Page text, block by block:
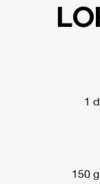
1
150